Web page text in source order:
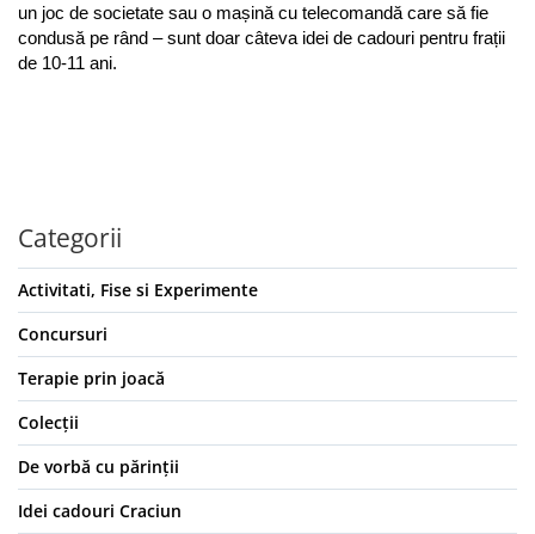
un joc de societate sau o mașină cu telecomandă care să fie
condusă pe rând – sunt doar câteva idei de cadouri pentru frații
de 10-11 ani.
Categorii
Activitati, Fise si Experimente
Concursuri
Terapie prin joacă
Colecții
De vorbă cu părinții
Idei cadouri Craciun